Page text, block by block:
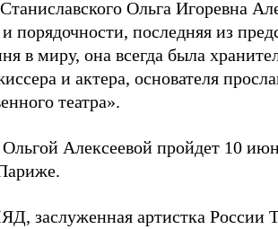
Ольга Игоревна
порядочности, последняя из
в миру, она всегда была
и актера, основателя
театра».
Алексеевой пройдет 10
заслуженная артистка России